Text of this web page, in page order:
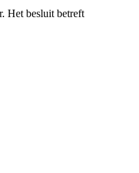
Het besluit betreft